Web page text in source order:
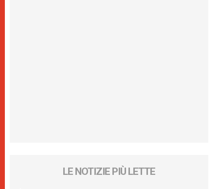
LE NOTIZIE PIÙ LETTE